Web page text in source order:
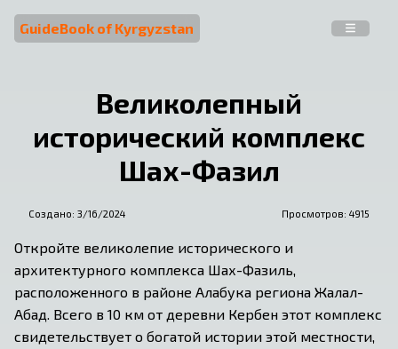
GuideBook of Kyrgyzstan
Великолепный
исторический комплекс
Шах-Фазил
Создано: 3/16/2024 Просмотров: 4915
Откройте великолепие исторического и
архитектурного комплекса Шах-Фазиль,
расположенного в районе Алабука региона Жалал-
Абад. Всего в 10 км от деревни Кербен этот комплекс
свидетельствует о богатой истории этой местности,